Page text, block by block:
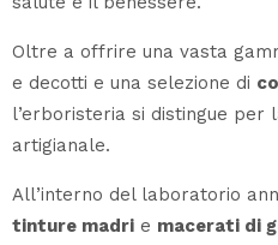
Oltre a offrire una vasta
e decotti e una selezione di
l’erboristeria si distingue per
artigianale.
All’interno del laboratorio
tinture madri e macerati di